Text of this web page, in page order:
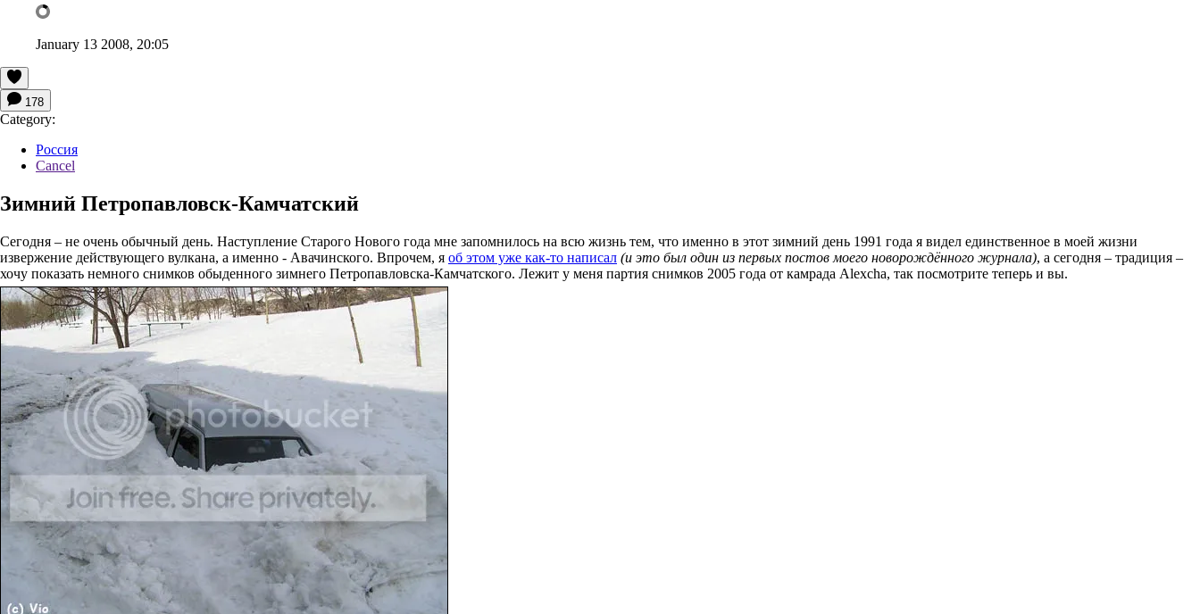
January 13 2008, 20:05
178
Category:
Россия
Cancel
Зимний Петропавловск-Камчатский
Сегодня – не очень обычный день. Наступление Старого Нового года мне запомнилось на всю жизнь тем, что именно в этот зимний день 1991 года я видел единственное в моей жизни
извержение действующего вулкана, а именно - Авачинского. Впрочем, я об этом уже как-то написал (и это был один из первых постов моего новорождённого журнала), а сегодня – традиция –
хочу показать немного снимков обыденного зимнего Петропавловска-Камчатского. Лежит у меня партия снимков 2005 года от камрада Alexcha, так посмотрите теперь и вы.